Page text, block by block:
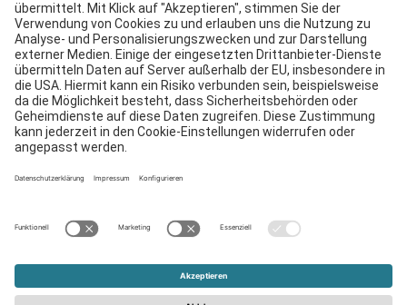
Kontakt
EDI
Impressum
Hinweisgebersystem
AGB